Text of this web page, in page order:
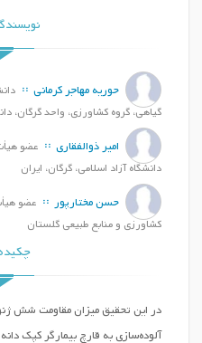
حوریه مهاجر کرمانی
گیاهی، گروه کشاورزی، واحد گرگان،
امیر ذوالفقاری عضو
دانشگاه آزاد اسلامی، گرگان، ایران
حسن مختارپور عضو
کشاورزی و منابع طبیعی گلستان
در این تحقیق میزان مقاومت شش
آلوده‌سازی به قارچ بیمارگر کپک